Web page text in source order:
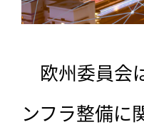
欧州委員会
ンフラ整備に